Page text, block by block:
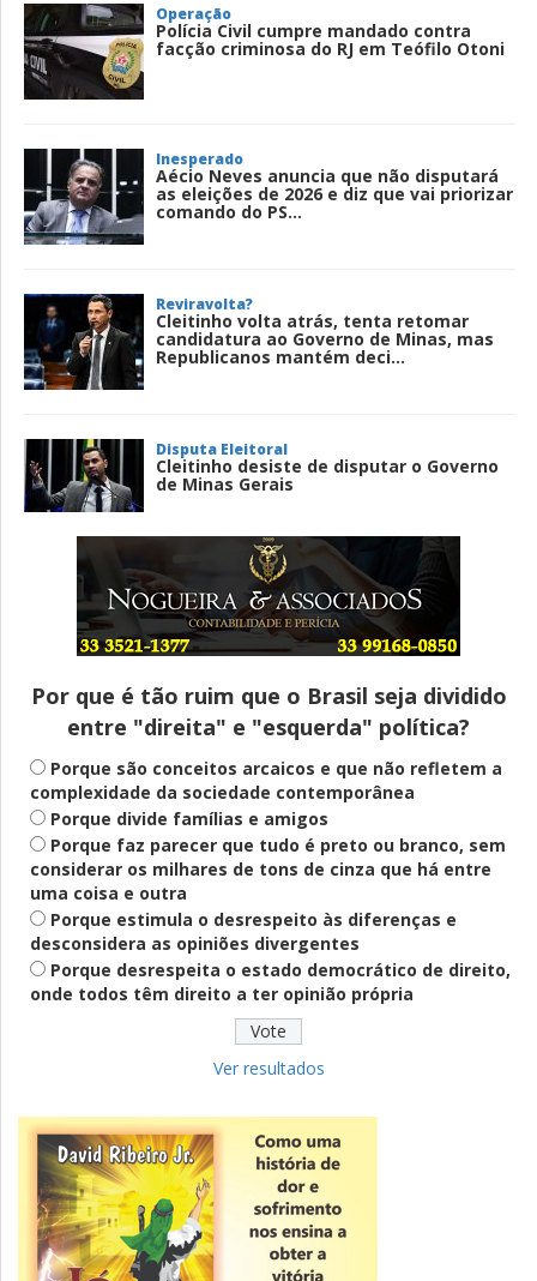
Operação
Polícia Civil cumpre mandado contra
facção criminosa do RJ em Teófilo Otoni
Inesperado
Aécio Neves anuncia que não disputará
as eleições de 2026 e diz que vai priorizar
comando do PS...
Reviravolta?
Cleitinho volta atrás, tenta retomar
candidatura ao Governo de Minas, mas
Republicanos mantém deci...
Disputa Eleitoral
Cleitinho desiste de disputar o Governo
de Minas Gerais
Entenda
Pix Pensão Alimentícia: entenda o que é
e como solicitar
Saúde Mental
Plataforma oferece escuta em saúde
mental para jovens no SUS Digital
Definido
PT lança Patrus Ananias como candidato
ao governo de Minas Gerais
Fies: pré-selecionados têm até terça
para complementar informações
Novidade
CNPJ alfanumérico começa a ser emitido
nesta sexta
Por que é tão ruim que o Brasil seja dividido
entre "direita" e "esquerda" política?
Porque são conceitos arcaicos e que não refletem a
complexidade da sociedade contemporânea
Porque divide famílias e amigos
Porque faz parecer que tudo é preto ou branco, sem
considerar os milhares de tons de cinza que há entre
uma coisa e outra
Porque estimula o desrespeito às diferenças e
desconsidera as opiniões divergentes
Porque desrespeita o estado democrático de direito,
onde todos têm direito a ter opinião própria
Ver resultados